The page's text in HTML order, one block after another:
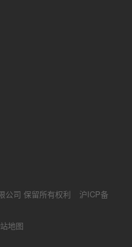
公司 保留所有权利
沪ICP备
地图